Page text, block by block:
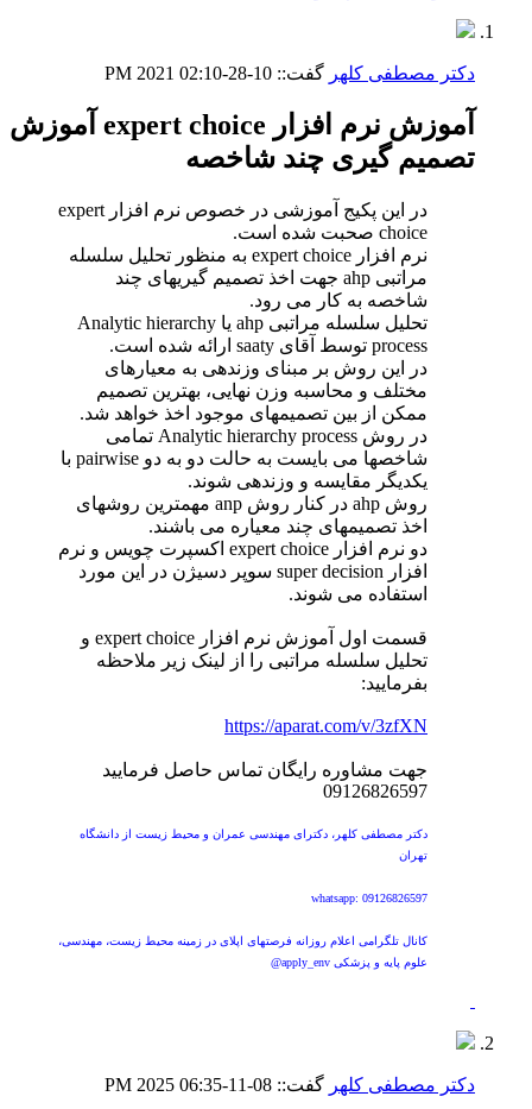
دکتر مصطفی کلهر گفت:: 10-28-2021
02:10 PM
آموزش نرم افزار expert choice آموزش
تصمیم گیری چند شاخصه
در این پکیج آموزشی در خصوص نرم افزار expert
choice صحبت شده است.
نرم افزار expert choice به منظور تحلیل سلسله
مراتبی ahp جهت اخذ تصمیم گیریهای چند
شاخصه به کار می رود.
تحلیل سلسله مراتبی ahp یا Analytic hierarchy
process توسط آقای saaty ارائه شده است.
در این روش بر مبنای وزندهی به معیارهای
مختلف و محاسبه وزن نهایی، بهترین تصمیم
ممکن از بین تصمیمهای موجود اخذ خواهد شد.
در روش Analytic hierarchy process تمامی
شاخصها می بایست به حالت دو به دو pairwise با
یکدیگر مقایسه و وزندهی شوند.
روش ahp در کنار روش anp مهمترین روشهای
اخذ تصمیمهای چند معیاره می باشند.
دو نرم افزار expert choice اکسپرت چویس و نرم
افزار super decision سوپر دسیژن در این مورد
استفاده می شوند.
قسمت اول آموزش نرم افزار expert choice و
تحلیل سلسله مراتبی را از لینک زیر ملاحظه
بفرمایید:
https://aparat.com/v/3zfXN
جهت مشاوره رایگان تماس حاصل فرمایید
09126826597
دکتر مصطفی کلهر، دکترای مهندسی عمران و محیط زیست از دانشگاه
تهران
whatsapp: 09126826597
کانال تلگرامی اعلام روزانه فرصتهای اپلای در زمینه محیط زیست، مهندسی،
علوم پایه و پزشکی apply_env@
دکتر مصطفی کلهر گفت:: 08-11-2025
06:35 PM